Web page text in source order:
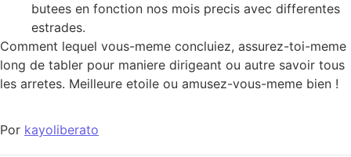
butees en fonction nos mois precis avec differentes
estrades.
Comment lequel vous-meme concluiez, assurez-toi-meme
long de tabler pour maniere dirigeant ou autre savoir tous
les arretes. Meilleure etoile ou amusez-vous-meme bien !
Por kayoliberato